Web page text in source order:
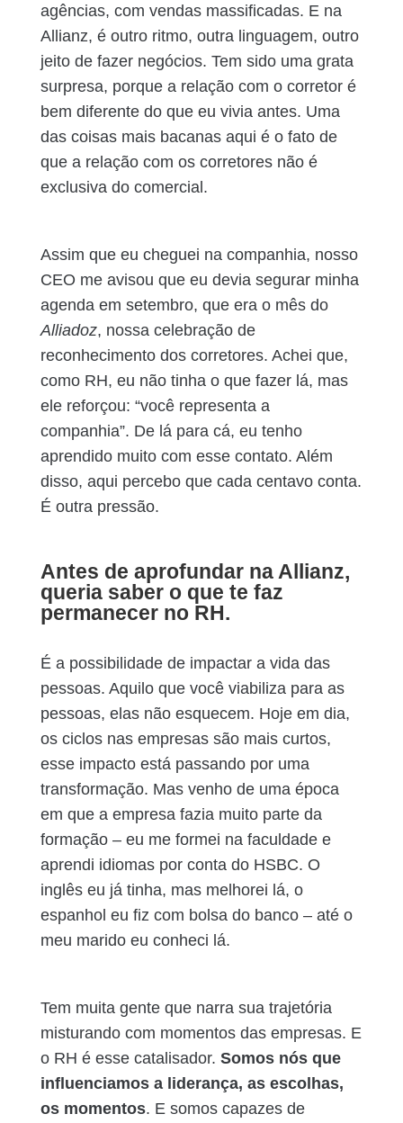
agências, com vendas massificadas. E na
Allianz, é outro ritmo, outra linguagem, outro
jeito de fazer negócios. Tem sido uma grata
surpresa, porque a relação com o corretor é
bem diferente do que eu vivia antes. Uma
das coisas mais bacanas aqui é o fato de
que a relação com os corretores não é
exclusiva do comercial.
Assim que eu cheguei na companhia, nosso
CEO me avisou que eu devia segurar minha
agenda em setembro, que era o mês do
Alliadoz, nossa celebração de
reconhecimento dos corretores. Achei que,
como RH, eu não tinha o que fazer lá, mas
ele reforçou: “você representa a
companhia”. De lá para cá, eu tenho
aprendido muito com esse contato. Além
disso, aqui percebo que cada centavo conta.
É outra pressão.
Antes de aprofundar na Allianz,
queria saber o que te faz
permanecer no RH.
É a possibilidade de impactar a vida das
pessoas. Aquilo que você viabiliza para as
pessoas, elas não esquecem. Hoje em dia,
os ciclos nas empresas são mais curtos,
esse impacto está passando por uma
transformação. Mas venho de uma época
em que a empresa fazia muito parte da
formação – eu me formei na faculdade e
aprendi idiomas por conta do HSBC. O
inglês eu já tinha, mas melhorei lá, o
espanhol eu fiz com bolsa do banco – até o
meu marido eu conheci lá.
Tem muita gente que narra sua trajetória
misturando com momentos das empresas. E
o RH é esse catalisador. Somos nós que
influenciamos a liderança, as escolhas,
os momentos. E somos capazes de